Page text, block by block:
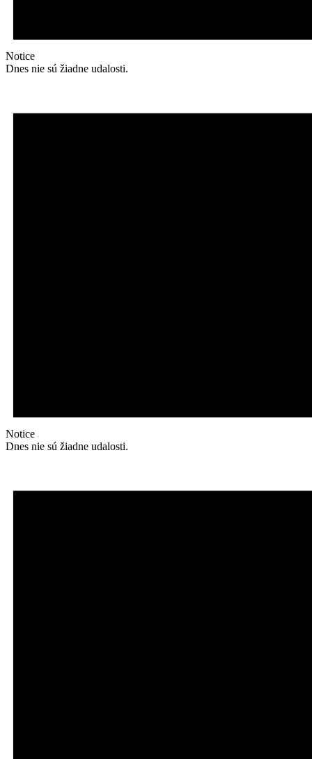
Notice
Dnes nie sú žiadne udalosti.
Notice
Dnes nie sú žiadne udalosti.